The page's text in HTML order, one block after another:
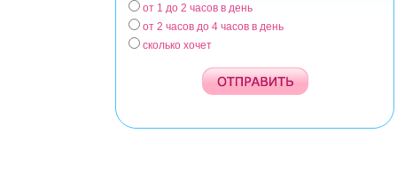
от 1 до 2 часов в день
от 2 часов до 4 часов в день
сколько хочет